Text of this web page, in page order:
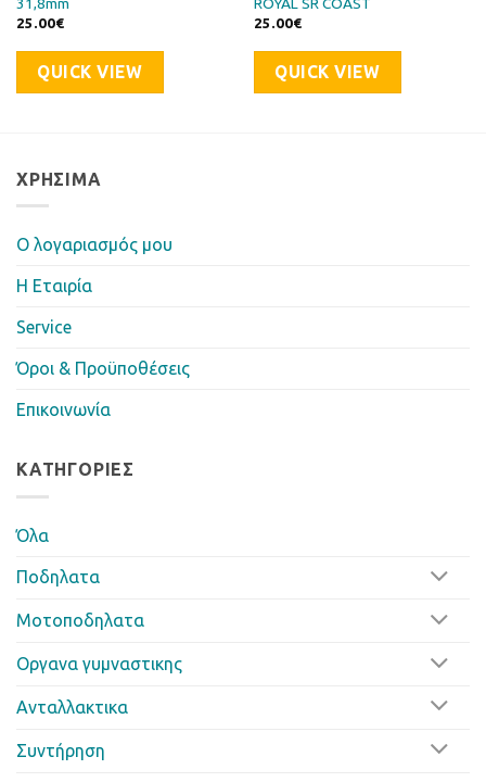
25.00€
QUICK VIEW
25.00€
QUICK VIEW
ΧΡΉΣΙΜΑ
Ο λογαριασμός μου
Η Eταιρία
Service
Όροι & Προϋποθέσεις
Επικοινωνία
ΚΑΤΗΓΟΡΊΕΣ
Όλα
Ποδηλατα
Μοτοποδηλατα
Οργανα γυμναστικης
Ανταλλακτικα
Συντήρηση